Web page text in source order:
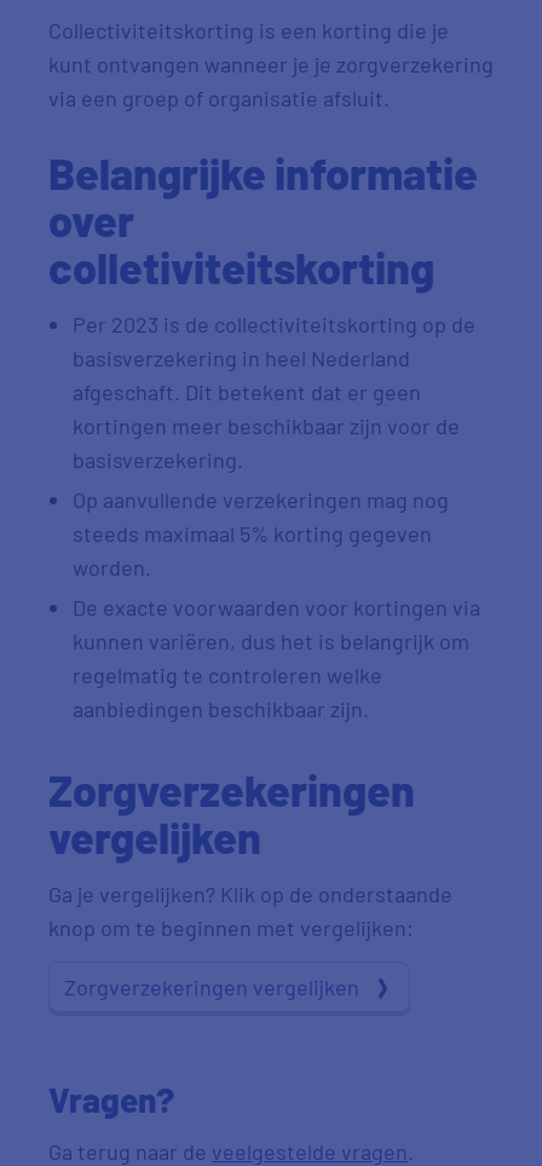
Collectiviteitskorting is een korting die je
kunt ontvangen wanneer je je zorgverzekering
via een groep of organisatie afsluit.
Belangrijke informatie
over
colletiviteitskorting
Per 2023 is de collectiviteitskorting op de
basisverzekering in heel Nederland
afgeschaft. Dit betekent dat er geen
kortingen meer beschikbaar zijn voor de
basisverzekering.
Op aanvullende verzekeringen mag nog
steeds maximaal 5% korting gegeven
worden.
De exacte voorwaarden voor kortingen via
kunnen variëren, dus het is belangrijk om
regelmatig te controleren welke
aanbiedingen beschikbaar zijn.
Zorgverzekeringen
vergelijken
Ga je vergelijken? Klik op de onderstaande
knop om te beginnen met vergelijken:
Zorgverzekeringen vergelijken
Vragen?
Ga terug naar de veelgestelde vragen.